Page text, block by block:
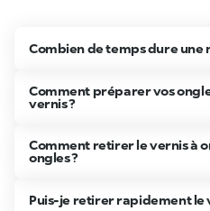
Combien de temps dure une
Comment préparer vos
vernis ?
Comment retirer le vernis à
ongles ?
Puis-je retirer rapidement le